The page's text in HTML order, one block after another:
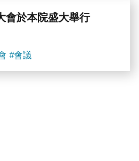
會於本院盛大舉行
#會議